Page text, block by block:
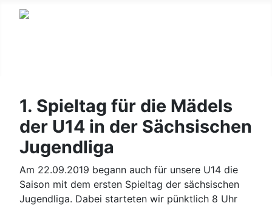
1. Spieltag für die Mädels
der U14 in der Sächsischen
Jugendliga
Am 22.09.2019 begann auch für unsere U14 die
Saison mit dem ersten Spieltag der sächsischen
Jugendliga. Dabei starteten wir pünktlich 8 Uhr